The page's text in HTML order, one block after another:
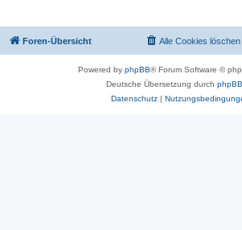
Foren-Übersicht Alle Cookies löschen
Powered by phpBB® Forum Software ©
Deutsche Übersetzung durch
Datenschutz|